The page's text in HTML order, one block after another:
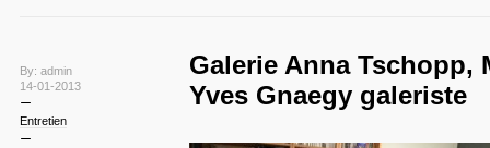
By: admin
14-01-2013
Entretien
Galerie Anna Tschopp,
Yves Gnaegy galeriste